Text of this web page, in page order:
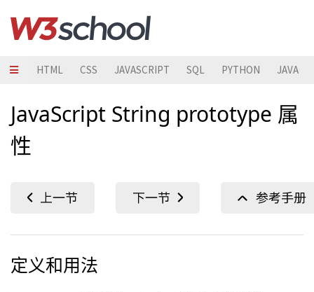
HTML CSS JAVASCRIPT SQL PYTHON JAVA
JavaScript String prototype 属
性
定义和用法